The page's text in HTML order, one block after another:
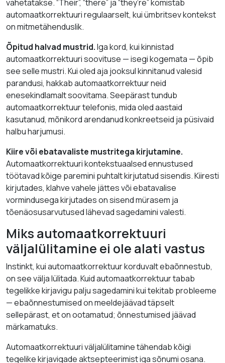
vahetatakse. “Their”, “there” ja “they’re” komistab
automaatkorrektuuri regulaarselt, kui ümbritsev kontekst
on mitmetähenduslik.
Õpitud halvad mustrid.Iga kord, kui kinnistad
automaatkorrektuuri soovituse — isegi kogemata — õpib
see selle mustri. Kui oled aja jooksul kinnitanud valesid
parandusi, hakkab automaatkorrektuur neid
enesekindlamalt soovitama. Seepärast tundub
automaatkorrektuur telefonis, mida oled aastaid
kasutanud, mõnikord arendanud konkreetseid ja püsivaid
halbu harjumusi.
Kiire või ebatavaliste mustritega kirjutamine.
Automaatkorrektuuri kontekstuaalsed ennustused
töötavad kõige paremini puhtalt kirjutatud sisendis. Kiiresti
kirjutades, klahve vahele jättes või ebatavalise
vormindusega kirjutades on sisend mürasem ja
tõenäosusarvutused lähevad sagedamini valesti.
Miks automaatkorrektuuri
väljalülitamine ei ole alati vastus
Instinkt, kui automaatkorrektuur korduvalt ebaõnnestub,
on see välja lülitada. Kuid automaatkorrektuur tabab
tegelikke kirjavigu palju sagedamini kui tekitab probleeme
— ebaõnnestumised on meeldejäävad täpselt
sellepärast, et on ootamatud; õnnestumised jäävad
märkamatuks.
Automaatkorrektuuri väljalülitamine tähendab kõigi
tegelike kirjavigade aktsepteerimist iga sõnumi osana.